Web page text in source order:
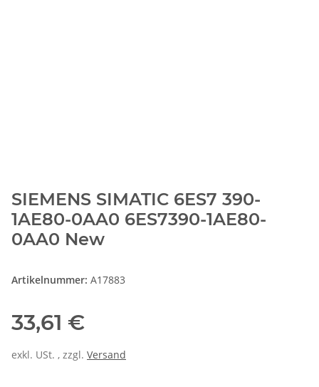
SIEMENS SIMATIC 6ES7 390-
1AE80-0AA0 6ES7390-1AE80-
0AA0 New
Artikelnummer: A17883
33,61 €
exkl. USt. , zzgl. Versand